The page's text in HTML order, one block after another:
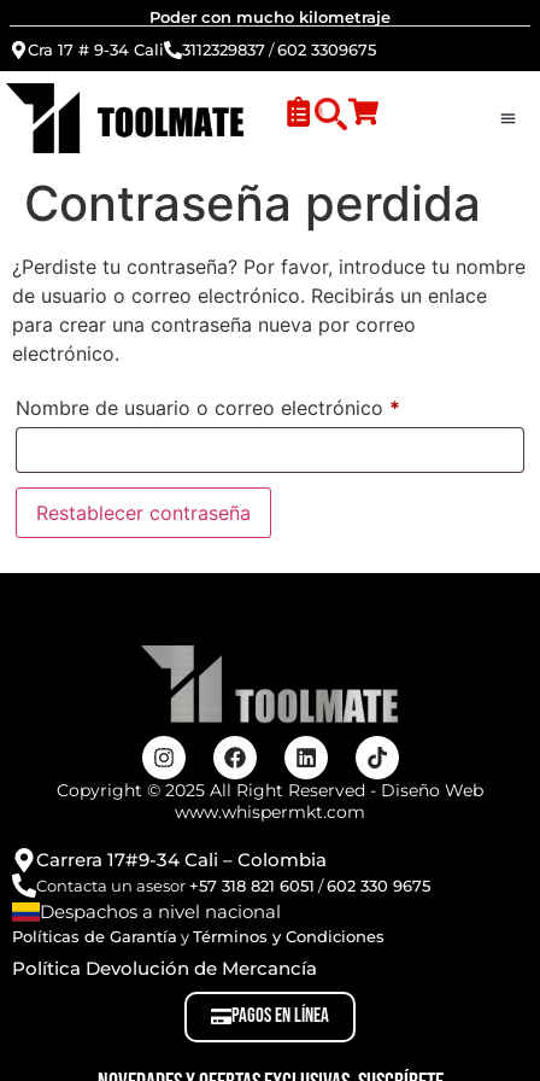
Poder con mucho kilometraje
Cra 17 # 9-34 Cali
3112329837/602 3309675
Contraseña perdida
¿Perdiste tu contraseña? Por favor, introduce tu nombre
de usuario o correo electrónico. Recibirás un enlace
para crear una contraseña nueva por correo
electrónico.
Nombre de usuario o correo electrónico *
Restablecer contraseña
Copyright © 2025 All Right Reserved - Diseño Web
www.whispermkt.com
Carrera 17#9-34 Cali – Colombia
Contacta un asesor+57 318 821 6051 /602 330 9675
Despachos a nivel nacional
Políticas de Garantía yTérminos y Condiciones
Política Devolución de Mercancía
PAGOS EN LÍNEA